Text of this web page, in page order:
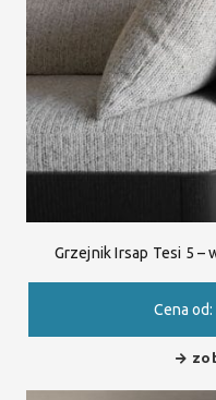
Grzejnik Irsap Tesi 5 –
Cena od: